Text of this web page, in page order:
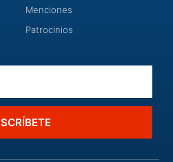
Menciones
Patrocinios